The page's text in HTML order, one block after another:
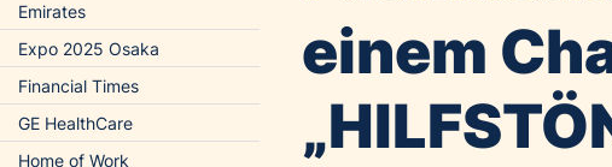
Emirates
Expo 2025 Osaka
Financial Times
GE HealthCare
Home of Work
einem